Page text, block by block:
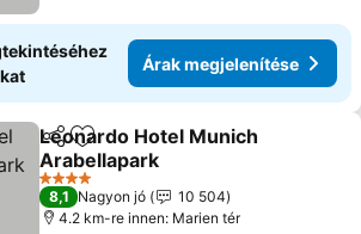
Árak megjelenítése
Megosztás
Hozzáadás a kedvencekhez
Leonardo Hotel Munich
Arabellapark
Árak megjelenítése
4 Kategória
8,1 Nagyon jó
10 504
4.2 km-re innen: Marien tér